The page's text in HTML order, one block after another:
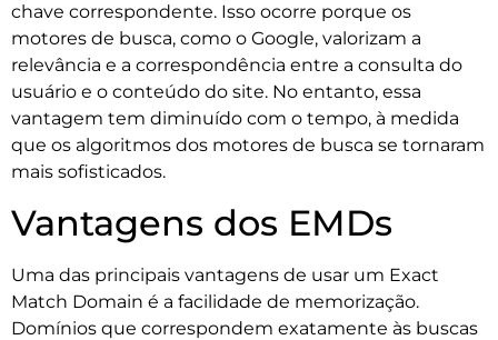
chave correspondente. Isso ocorre porque os
motores de busca, como o Google, valorizam a
relevância e a correspondência entre a consulta do
usuário e o conteúdo do site. No entanto, essa
vantagem tem diminuído com o tempo, à medida
que os algoritmos dos motores de busca se tornaram
mais sofisticados.
Vantagens dos EMDs
Uma das principais vantagens de usar um Exact
Match Domain é a facilidade de memorização.
Domínios que correspondem exatamente às buscas